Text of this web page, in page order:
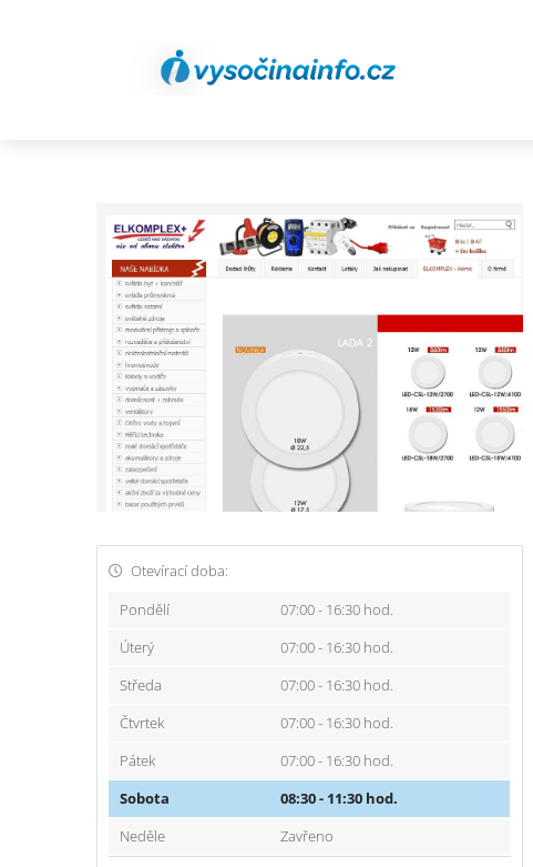
Otevírací doba:
Pondělí
07:00 - 16:30 hod.
Úterý
07:00 - 16:30 hod.
Středa
07:00 - 16:30 hod.
Čtvrtek
07:00 - 16:30 hod.
Pátek
07:00 - 16:30 hod.
Sobota
08:30 - 11:30 hod.
Neděle
Zavřeno